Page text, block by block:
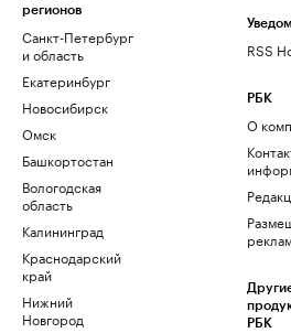
регионов
Санкт-Петербург
и область
Екатеринбург
Новосибирск
Омск
Башкортостан
Вологодская
область
Калининград
Краснодарский
край
Нижний
Новгород
RSS
РБК
О
РБК